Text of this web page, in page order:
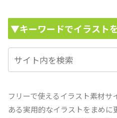
▼キーワードでイラスト
フリーで使えるイラスト素材サ
ある実用的なイラストをまめ